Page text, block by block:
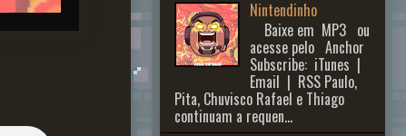
Nintendinho
Baixe em MP3 ou
acesse pelo Anchor
Subscribe: iTunes |
Email | RSS Paulo,
Pita, Chuvisco Rafael e Thiago
continuam a requen...